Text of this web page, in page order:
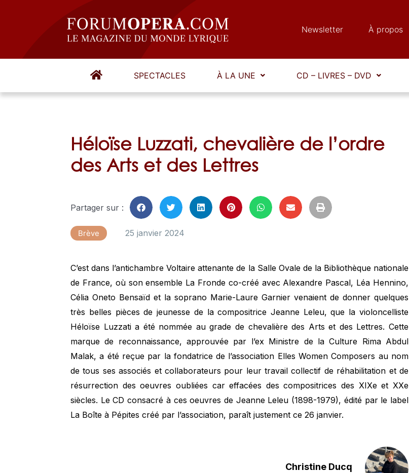
Newsletter À propos
SPECTACLES À LA UNE CD – LIVRES – DVD
Héloïse Luzzati, chevalière de l’ordre
des Arts et des Lettres
Partager sur :
Brève 25 janvier 2024
C’est dans l’antichambre Voltaire attenante de la Salle Ovale de la Bibliothèque nationale
de France, où son ensemble La Fronde co-créé avec Alexandre Pascal, Léa Hennino,
Célia Oneto Bensaïd et la soprano Marie-Laure Garnier venaient de donner quelques
très belles pièces de jeunesse de la compositrice Jeanne Leleu, que la violoncelliste
Héloïse Luzzati a été nommée au grade de chevalière des Arts et des Lettres. Cette
marque de reconnaissance, approuvée par l’ex Ministre de la Culture Rima Abdul
Malak, a été reçue par la fondatrice de l’association Elles Women Composers au nom
de tous ses associés et collaborateurs pour leur travail collectif de réhabilitation et de
résurrection des oeuvres oubliées car effacées des compositrices des XIXe et XXe
siècles. Le CD consacré à ces oeuvres de Jeanne Leleu (1898-1979), édité par le label
La Boîte à Pépites créé par l’association, paraît justement ce 26 janvier.
Christine Ducq